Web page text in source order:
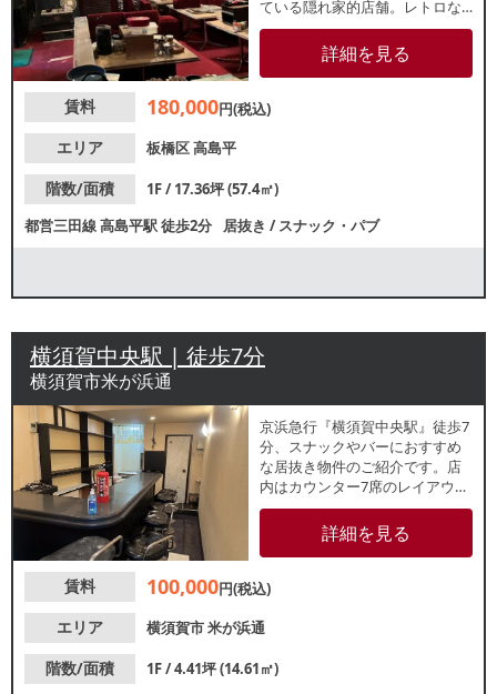
ている隠れ家的店舗。レトロな
ソファ席があり、喫茶店等にも
おすすめです。高島平商店会に
位置しており、地元住民を中心
件等、お気軽にお問合せくださ
詳細を見る
賃料 180,000円(税込)
エリア
板橋区高島平
階数/面積
1F / 17.36坪 (57.4㎡)
都営三田線高島平駅徒歩2分 居抜き /スナック・パブ
横須賀中央駅 | 徒歩7分
横須賀市米が浜通
京浜急行『横須賀中央駅』徒歩7
分、スナックやバーにおすすめ
な居抜き物件のご紹介です。店
内はカウンター7席のレイアウ
ト。約4.41坪の小箱物件で、新
規出店・個人開業をお考えの方
にもおすすめです。周辺でも居
しており、夜間帯まで集客が期
お気軽にお問合せください。
詳細を見る
賃料 100,000円(税込)
エリア
横須賀市米が浜通
階数/面積 1F / 4.41坪 (14.61㎡)